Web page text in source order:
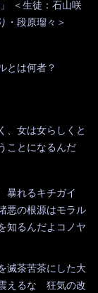
＜生徒：石山咲
・段原瑠々＞
とは何者？
女は女らしくと
ことになるんだ
暴れるキチガイ
悪の根源はモラル
知るんだよコノヤ
滅茶苦茶にした大
えるな 狂気の改